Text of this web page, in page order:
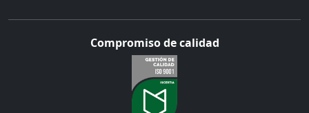
Compromiso de calidad